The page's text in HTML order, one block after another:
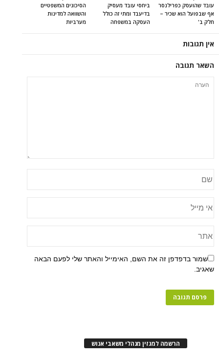
הסיכונים המשפטיים
והשוואה למדינות
מערביות
ביחסי עובד מעסיק
בדיעבד ומתי זה כולל
העסקה במשפחה
עובד שהועסק כפרילנסר
אף שבפועל הוא שכיר –
חלק ב'
אין תגובות
השאר תגובה
שמור בדפדפן זה את השם, האימייל והאתר שלי לפעם הבאה
שאגיב.
הרשמה למגזין מנהלי משאבי אנוש